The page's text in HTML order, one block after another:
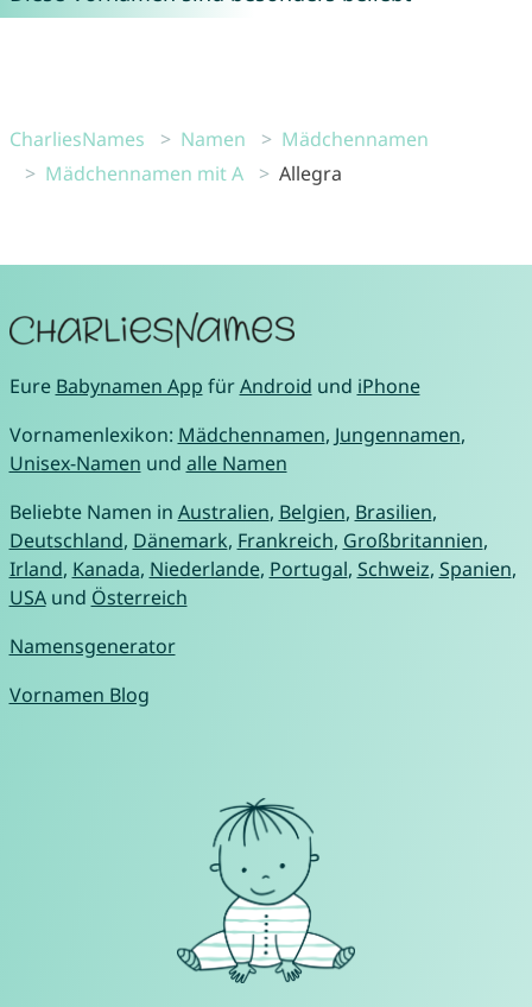
CharliesNames Namen
Mädchennamen
Mädchennamen mit A
Allegra
Eure Babynamen App fürAndroid und iPhone
Vornamenlexikon: Mädchennamen, Jungennamen,
Unisex-Namen und alle Namen
Beliebte Namen in Australien, Belgien, Brasilien,
Deutschland, Dänemark, Frankreich, Großbritannien,
Irland, Kanada, Niederlande, Portugal, Schweiz, Spanien,
USAund Österreich
Namensgenerator
Vornamen Blog